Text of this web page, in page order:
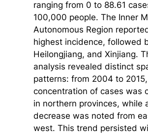
ranging from 0 to 88.61
100,000 people. The Inner
Autonomous Region
highest incidence, followed
Heilongjiang, and Xinjiang.
analysis revealed distinct
patterns: from 2004 to
concentration of cases was
in northern provinces, while
decrease was noted from
west. This trend persisted